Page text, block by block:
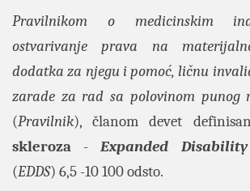
Pravilnikom o medicinskim
ostvarivanje prava na
dodatka za njegu i pomoć, ličnu
zarade za rad sa polovinom punog
(Pravilnik), članom devet
skleroza -Expanded
(EDDS) 6,5 -10 100 odsto.